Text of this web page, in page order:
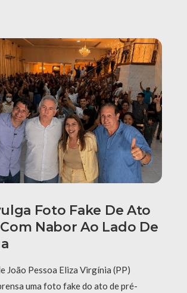
Foto Fake De Ato
Nabor Ao Lado De
João Pessoa Eliza Virgínia (PP)
uma foto fake do ato de pré-